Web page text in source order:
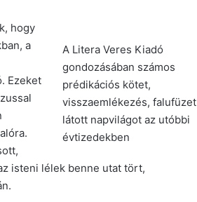
A Litera Veres Kiadó
gondozásában számos
prédikációs kötet,
visszaemlékezés, falufüzet
látott napvilágot az utóbbi
évtizedekben
hogy
a
Ezeket
isteni lélek benne utat tört,